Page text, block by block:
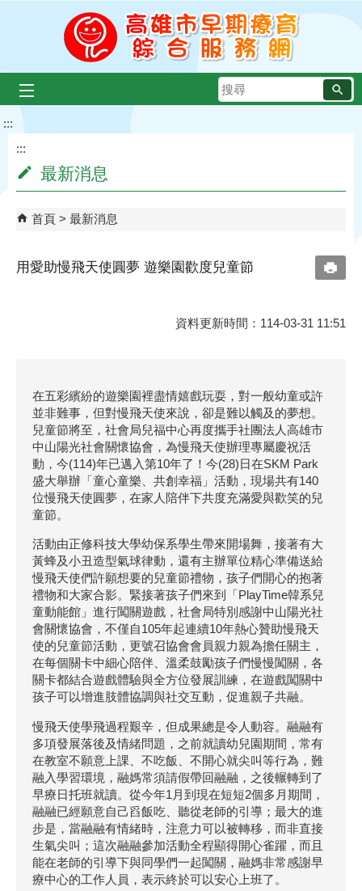
跳到主要內容區塊
搜
尋
:::
:::
最新消息
首頁 最新消息
用愛助慢飛天使圓夢 遊樂園歡度兒童節
資料更新時間：114-03-31 11:51
在五彩繽紛的遊樂園裡盡情嬉戲玩耍，對一般幼童或許
並非難事，但對慢飛天使來說，卻是難以觸及的夢想。
兒童節將至，社會局兒福中心再度攜手社團法人高雄市
中山陽光社會關懷協會，為慢飛天使辦理專屬慶祝活
動，今(114)年已邁入第10年了！今(28)日在SKM Park
盛大舉辦「童心童樂、共創幸福」活動，現場共有140
位慢飛天使圓夢，在家人陪伴下共度充滿愛與歡笑的兒
童節。
活動由正修科技大學幼保系學生帶來開場舞，接著有大
黃蜂及小丑造型氣球律動，還有主辦單位精心準備送給
慢飛天使們許願想要的兒童節禮物，孩子們開心的抱著
禮物和大家合影。緊接著孩子們來到「PlayTime韓系兒
童動能館」進行闖關遊戲，社會局特別感謝中山陽光社
會關懷協會，不僅自105年起連續10年熱心贊助慢飛天
使的兒童節活動，更號召協會會員親力親為擔任關主，
在每個關卡中細心陪伴、溫柔鼓勵孩子們慢慢闖關，各
關卡都結合遊戲體驗與全方位發展訓練，在遊戲闖關中
孩子可以增進肢體協調與社交互動，促進親子共融。
慢飛天使學飛過程艱辛，但成果總是令人動容。融融有
多項發展落後及情緒問題，之前就讀幼兒園期間，常有
在教室不願意上課、不吃飯、不開心就尖叫等行為，難
融入學習環境，融媽常須請假帶回融融，之後輾轉到了
早療日托班就讀。從今年1月到現在短短2個多月期間，
融融已經願意自己舀飯吃、聽從老師的引導；最大的進
步是，當融融有情緒時，注意力可以被轉移，而非直接
生氣尖叫；這次融融參加活動全程顯得開心雀躍，而且
能在老師的引導下與同學們一起闖關，融媽非常感謝早
療中心的工作人員，表示終於可以安心上班了。